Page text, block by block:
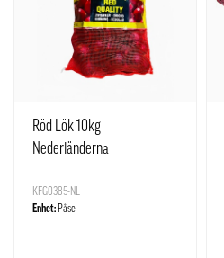
Röd Lök 10kg
Nederländerna
KFG0385-NL
Enhet: Påse